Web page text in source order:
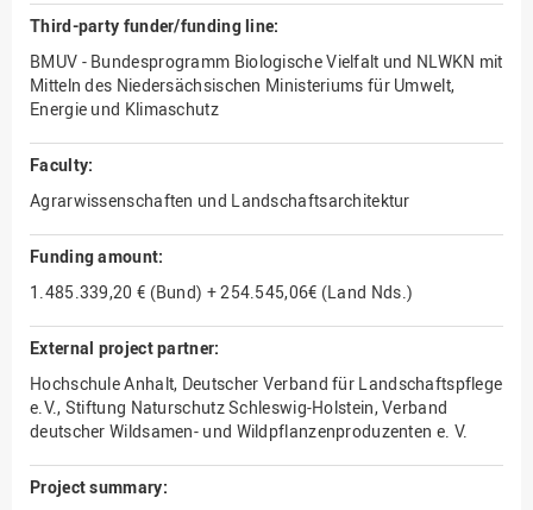
Third-party funder/funding line:
BMUV - Bundesprogramm Biologische Vielfalt und NLWKN mit
Mitteln des Niedersächsischen Ministeriums für Umwelt,
Energie und Klimaschutz
Faculty:
Agrarwissenschaften und Landschaftsarchitektur
Funding amount:
1.485.339,20 € (Bund) + 254.545,06€ (Land Nds.)
External project partner:
Hochschule Anhalt, Deutscher Verband für Landschaftspflege
e.V., Stiftung Naturschutz Schleswig-Holstein, Verband
deutscher Wildsamen- und Wildpflanzenproduzenten e. V.
Project summary: